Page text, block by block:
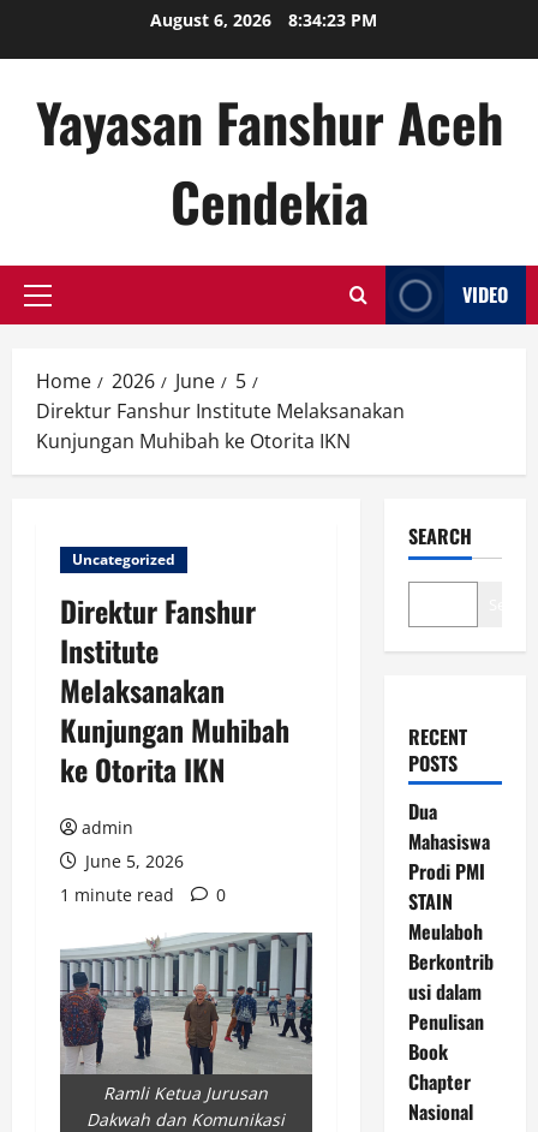
August 6, 2026 8:34:24 PM
Yayasan Fanshur Aceh
Cendekia
Primary
VIDEO
Home 2026 June
5
Direktur Fanshur Institute Melaksanakan
Kunjungan Muhibah ke Otorita IKN
Uncategorized
Direktur Fanshur
Institute
Melaksanakan
Kunjungan Muhibah
ke Otorita IKN
admin
June 5, 2026
1 minute read
0
Ramli Ketua Jurusan
Dakwah dan Komunikasi
SEARCH
RECENT
POSTS
Dua
Mahasiswa
Prodi PMI
STAIN
Meulaboh
Berkontrib
usi dalam
Penulisan
Book
Chapter
Nasional